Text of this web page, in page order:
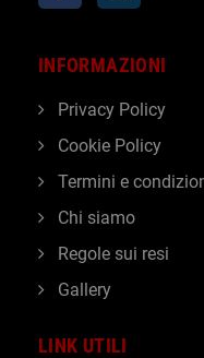
LINK UTILI
INFORMAZIONI
Privacy Policy
Cookie Policy
Termini e
Chi siamo
Regole sui resi
Gallery